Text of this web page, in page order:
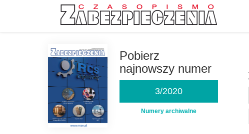
Pobierz
najnowszy numer
3/2020
Numery archiwalne